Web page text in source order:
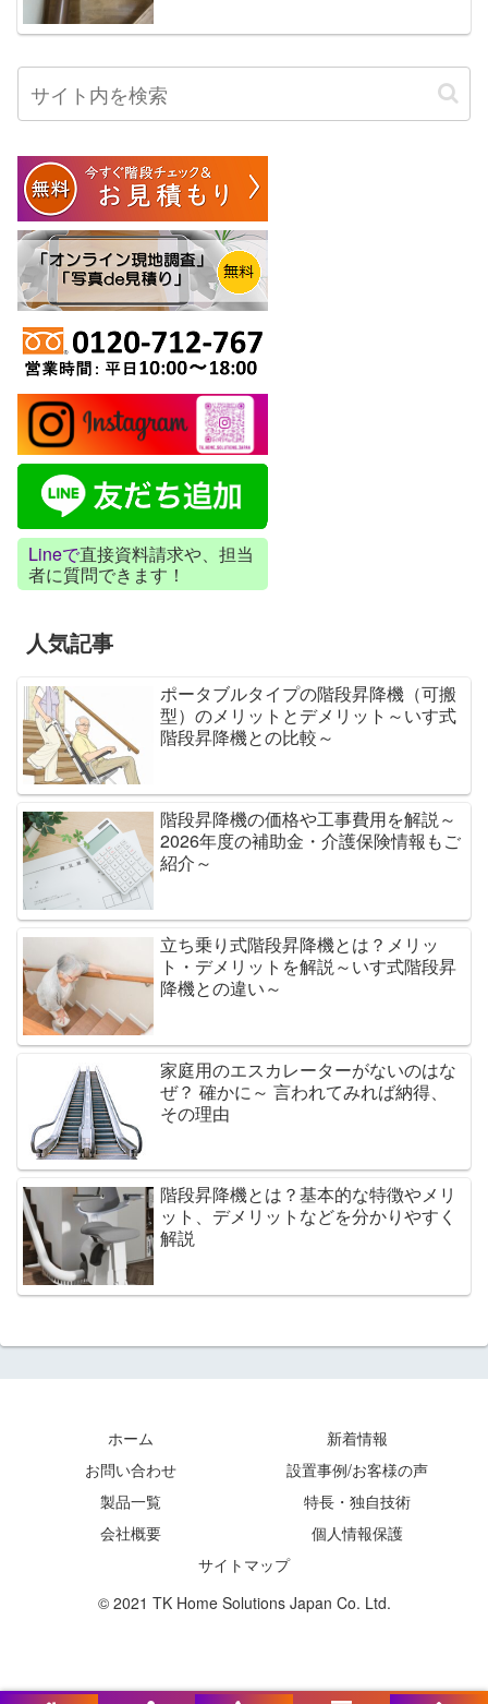
Lineで直接資料請求や、担当
者に質問できます！
人気記事
ポータブルタイプの階段昇降機（可搬
型）のメリットとデメリット～いす式
階段昇降機との比較～
階段昇降機の価格や工事費用を解説～
2026年度の補助金・介護保険情報もご
紹介～
立ち乗り式階段昇降機とは？メリッ
ト・デメリットを解説～いす式階段昇
降機との違い～
家庭用のエスカレーターがないのはな
ぜ？ 確かに～ 言われてみれば納得、
その理由
階段昇降機とは？基本的な特徴やメリ
ット、デメリットなどを分かりやすく
解説
ホーム
新着情報
お問い合わせ
設置事例/お客様の声
製品一覧
特長・独自技術
会社概要
個人情報保護
サイトマップ
© 2021 TK Home Solutions Japan Co. Ltd.